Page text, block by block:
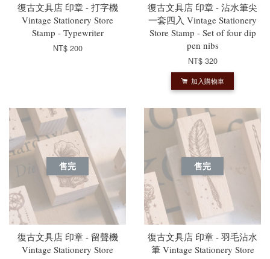
復古文具店 印章 - 打字機
Vintage Stationery Store
Stamp - Typewriter
NT$ 200
復古文具店 印章 - 沾水筆尖
一套四入 Vintage Stationery
Store Stamp - Set of four dip
pen nibs
NT$ 320
加入購物車
售完
復古文具店 印章 - 留聲機
Vintage Stationery Store
售完
復古文具店 印章 - 羽毛沾水
筆 Vintage Stationery Store